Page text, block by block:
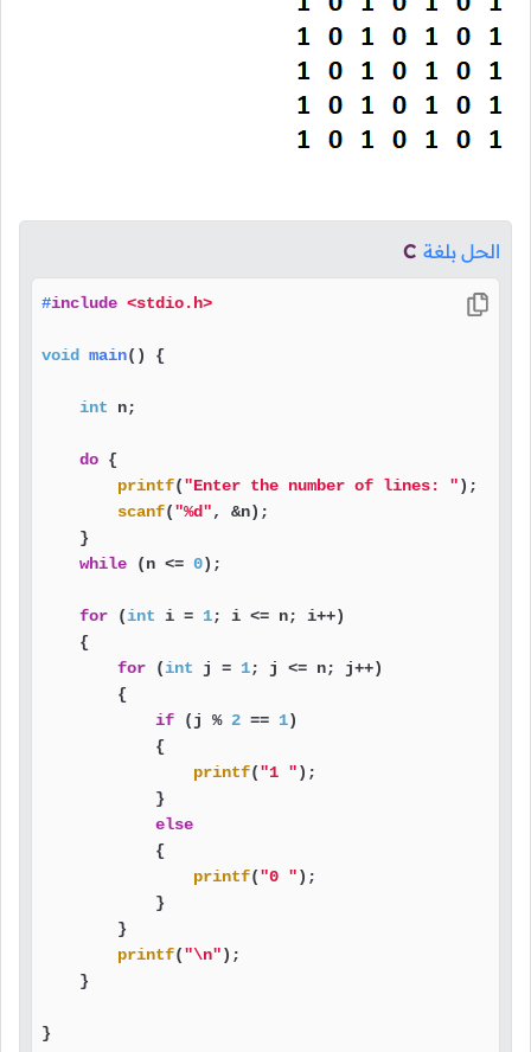
الحل بلغة C
#include <stdio.h>
void main() {
int n;
do {
printf("Enter the number of lines: ");
scanf("%d", &n);
    }
while (n <= 0);
for (int i = 1; i <= n; i++)
    {
for (int j = 1; j <= n; j++)
        {
if (j % 2 == 1)
            {
printf("1 ");
            }
else
            {
printf("0 ");
            }
        }
printf("\n");
    }
}